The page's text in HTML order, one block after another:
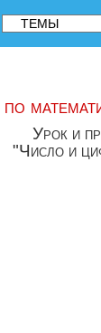
Урок и
"Число и